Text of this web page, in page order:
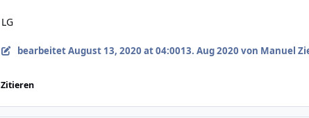
LG
bearbeitetAugust 13, 2020 at 04:0013. Aug 2020 von Manuel
Zitieren